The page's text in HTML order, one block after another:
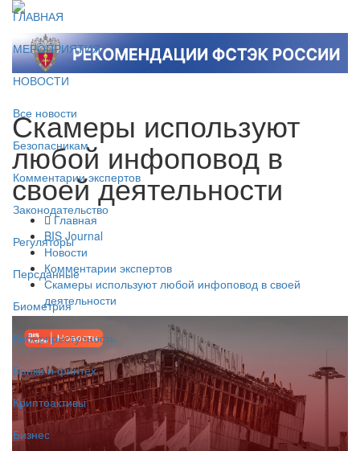
ГЛАВНАЯ
МЕРОПРИЯТИЯ
НОВОСТИ
Все новости
Безопасникам
Комментарии экспертов
Законодательство
Регуляторы
Персданные
Биометрия
Киберпреступность
Банки и финтех
Криптоактивы
Бизнес
Скамеры используют
любой инфоповод в
своей деятельности
Главная
BIS Journal
Новости
Комментарии экспертов
Скамеры используют любой инфоповод в своей
деятельности